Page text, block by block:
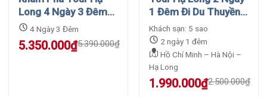
Long 4 Ngày 3 Đêm
Và Ninh Bình Khởi
Hành Từ Hà Nội
4 Ngày 3 Đêm
5.390.000₫
Original
5.350.000₫
Current
1 Đêm Đi Du Thuyền
Tận Hưởng Cảnh Sắc
Thiên Nhiên
Khách sạn: 5 sao
2 ngày 1 đêm
Hồ Chí Minh – Hà Nội –
Hạ Long
2.500.000₫
Original
1.990.000₫
Current